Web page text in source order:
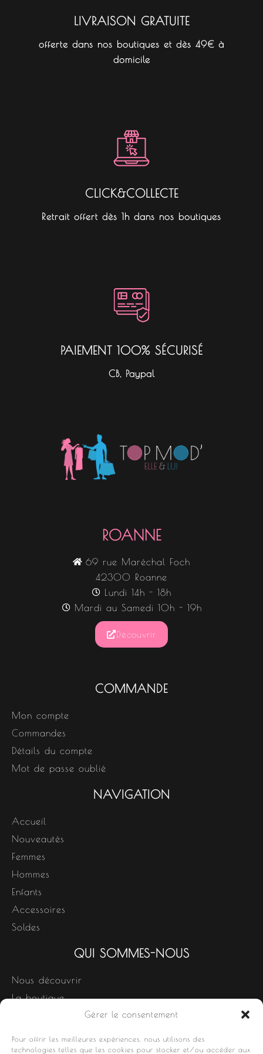
Gérer le consentement
Pour offrir les meilleures expériences, nous utilisons des
technologies telles que les cookies pour stocker et/ou accéder aux
LIVRAISON GRATUITE
offerte dans nos boutiques et dès 49€ à
domicile
CLICK&COLLECTE
Retrait offert dès 1h dans nos boutiques
PAIEMENT 100% SÉCURISÉ
CB, Paypal
ROANNE
69 rue Maréchal Foch
42300 Roanne
Lundi 14h - 18h
Mardi au Samedi 10h - 19h
Découvrir
COMMANDE
Mon compte
Commandes
Détails du compte
Mot de passe oublié
NAVIGATION
Accueil
Nouveautés
Femmes
Hommes
Enfants
Accessoires
Soldes
QUI SOMMES-NOUS
Nous découvrir
La boutique